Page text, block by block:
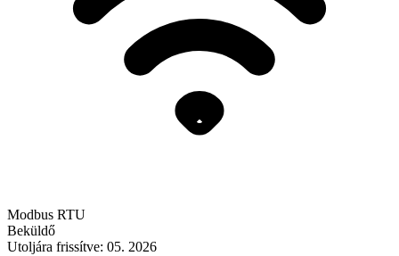
Modbus RTU
Beküldő
Utoljára frissítve: 05. 2026